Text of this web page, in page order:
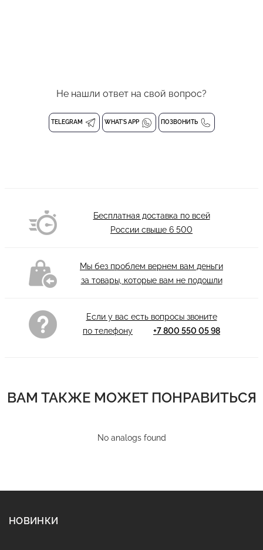
Не нашли ответ на свой вопрос?
TELEGRAM WHAT'S APP ПОЗВОНИТЬ
Бесплатная доставка по всей
России свыше 6 500
Мы без проблем вернем вам деньги
за товары, которые вам не подошли
Если у вас есть вопросы звоните
по телефону
+7 800 550 05 98
ВАМ ТАКЖЕ МОЖЕТ ПОНРАВИТЬСЯ
No analogs found
НОВИНКИ